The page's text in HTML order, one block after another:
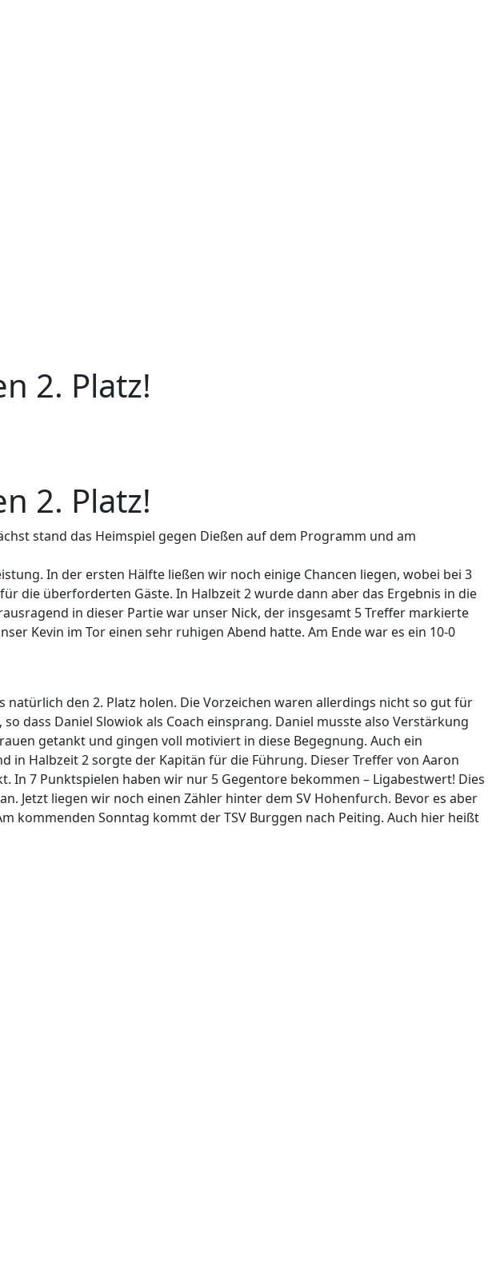
2. Platz!
2. Platz!
stand das Heimspiel gegen Dießen auf dem Programm und am
In der ersten Hälfte ließen wir noch einige Chancen liegen, wobei bei 3
die überforderten Gäste. In Halbzeit 2 wurde dann aber das Ergebnis in die
in dieser Partie war unser Nick, der insgesamt 5 Treffer markierte
Kevin im Tor einen sehr ruhigen Abend hatte. Am Ende war es ein 10-0
den 2. Platz holen. Die Vorzeichen waren allerdings nicht so gut für
dass Daniel Slowiok als Coach einsprang. Daniel musste also Verstärkung
getankt und gingen voll motiviert in diese Begegnung. Auch ein
in Halbzeit 2 sorgte der Kapitän für die Führung. Dieser Treffer von Aaron
7 Punktspielen haben wir nur 5 Gegentore bekommen – Ligabestwert! Dies
Jetzt liegen wir noch einen Zähler hinter dem SV Hohenfurch. Bevor es aber
kommenden Sonntag kommt der TSV Burggen nach Peiting. Auch hier heißt